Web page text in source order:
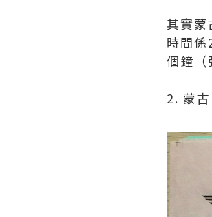
其實蒙
時間
個鐘（
2. 蒙